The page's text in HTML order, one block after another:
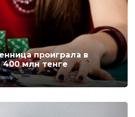
проиграла в
400 млн тенге